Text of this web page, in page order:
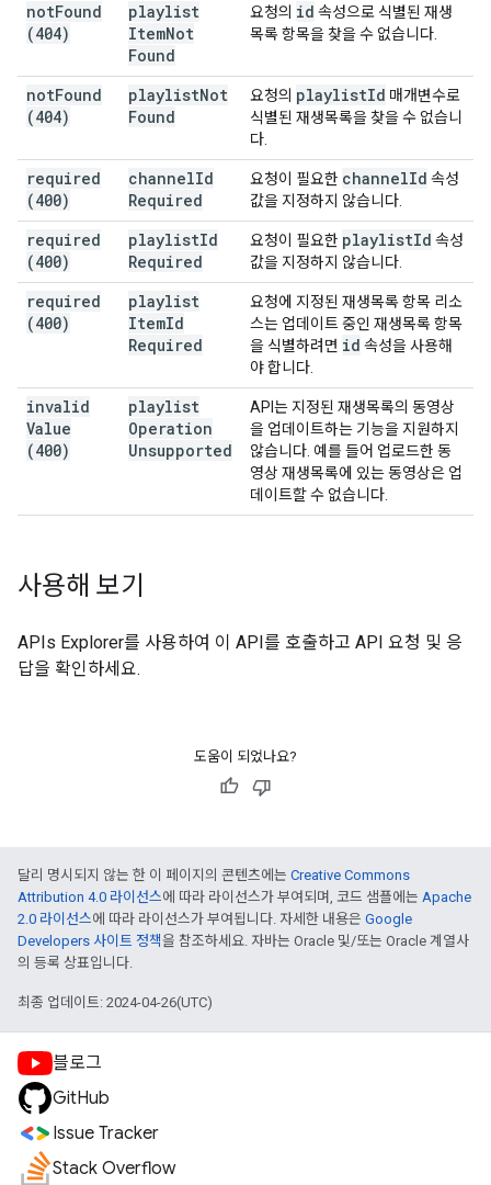
notFound
(404)
playlist
ItemNot
Found
요청의 id 속성으로 식별된 재생
목록 항목을 찾을 수 없습니다.
notFound
(404)
playlistNot
Found
요청의 playlistId 매개변수로
식별된 재생목록을 찾을 수 없습니
다.
required
(400)
channelId
Required
요청이 필요한 channelId 속성
값을 지정하지 않습니다.
required
(400)
playlistId
Required
요청이 필요한 playlistId 속성
값을 지정하지 않습니다.
required
(400)
playlist
ItemId
Required
요청에 지정된 재생목록 항목 리소
스는 업데이트 중인 재생목록 항목
을 식별하려면 id 속성을 사용해
야 합니다.
invalid
Value
(400)
playlist
Operation
Unsupported
API는 지정된 재생목록의 동영상
을 업데이트하는 기능을 지원하지
않습니다. 예를 들어 업로드한 동
영상 재생목록에 있는 동영상은 업
데이트할 수 없습니다.
사용해 보기
APIs Explorer를 사용하여 이 API를 호출하고 API 요청 및 응
답을 확인하세요.
도움이 되었나요?
달리 명시되지 않는 한 이 페이지의 콘텐츠에는 Creative Commons
Attribution 4.0 라이선스에 따라 라이선스가 부여되며, 코드 샘플에는 Apache
2.0 라이선스에 따라 라이선스가 부여됩니다. 자세한 내용은 Google
Developers 사이트 정책을 참조하세요. 자바는 Oracle 및/또는 Oracle 계열사
의 등록 상표입니다.
최종 업데이트: 2024-04-26(UTC)
블로그
GitHub
Issue Tracker
Stack Overflow